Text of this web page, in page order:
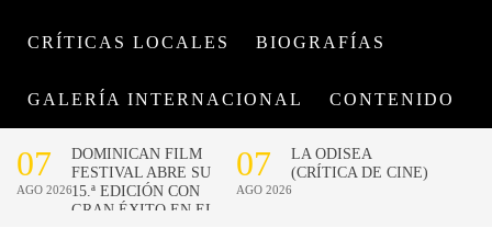
CRÍTICAS LOCALES BIOGRAFÍAS
GALERÍA INTERNACIONAL CONTENIDO